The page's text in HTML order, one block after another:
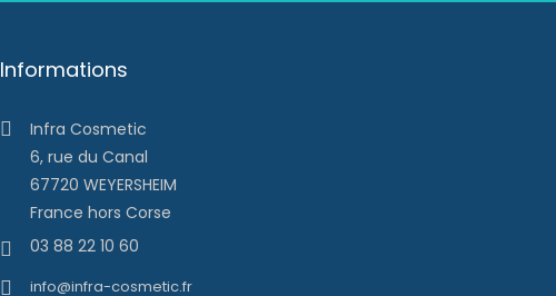
Informations

Infra Cosmetic
6, rue du Canal
67720 WEYERSHEIM
France hors Corse

03 88 22 10 60

info@infra-cosmetic.fr